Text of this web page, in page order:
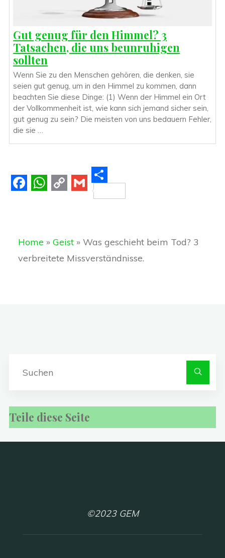
Gut genug für den Himmel? 3
Tatsachen, die uns beunruhigen
sollten
Wenn Sie zu den Menschen gehören, die denken, sie
seien gut genug, um in den Himmel zu kommen, dann
beachten Sie diese Dinge: (1) Wenn der Himmel ein Ort
der Vollkommenheit ist, wie kann sich jemand sicher sein,
gut genug zu sein? Die meisten von uns bedauern Fehler,
die sie …
e
b
t
s
y
L
i
l
S
r
e
Home » Geist » Was geschieht beim Tod? 3
verbreitete Missverständnisse.
Teile diese Seite
©2023 GEM